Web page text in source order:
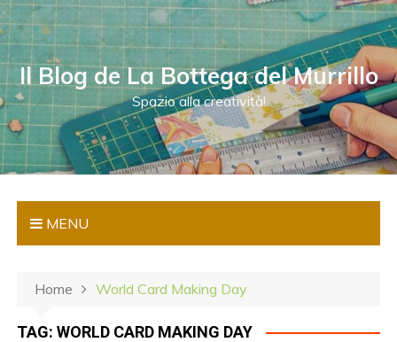
S
a
a
a
l
c
Il Blog de La Bottega del Murrillo
Spazio alla creatività!
MENU
Home World Card Making Day
TAG:WORLD CARD MAKING DAY